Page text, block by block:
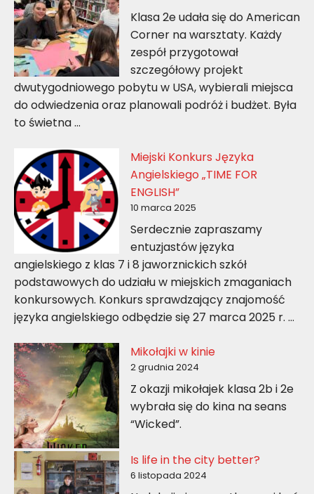
Klasa 2e udała się do American
Corner na warsztaty. Każdy
zespół przygotował
szczegółowy projekt
dwutygodniowego pobytu w USA, wybierali miejsca
do odwiedzenia oraz planowali podróż i budżet. Była
to świetna …
Miejski Konkurs Języka
Angielskiego „TIME FOR
ENGLISH”
10 marca 2025
Serdecznie zapraszamy
entuzjastów języka
angielskiego z klas 7 i 8 jaworznickich szkół
podstawowych do udziału w miejskich zmaganiach
konkursowych. Konkurs sprawdzający znajomość
języka angielskiego odbędzie się 27 marca 2025 r. …
Mikołajki w kinie
2 grudnia 2024
Z okazji mikołajek klasa 2b i 2e
wybrała się do kina na seans
“Wicked”.
Is life in the city better?
6 listopada 2024